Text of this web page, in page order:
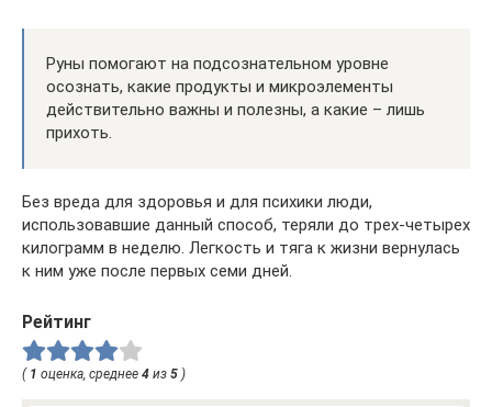
Руны помогают на подсознательном уровне
осознать, какие продукты и микроэлементы
действительно важны и полезны, а какие – лишь
прихоть.
Без вреда для здоровья и для психики люди,
использовавшие данный способ, теряли до трех-четырех
килограмм в неделю. Легкость и тяга к жизни вернулась
к ним уже после первых семи дней.
Рейтинг
( 1 оценка, среднее 4 из 5 )